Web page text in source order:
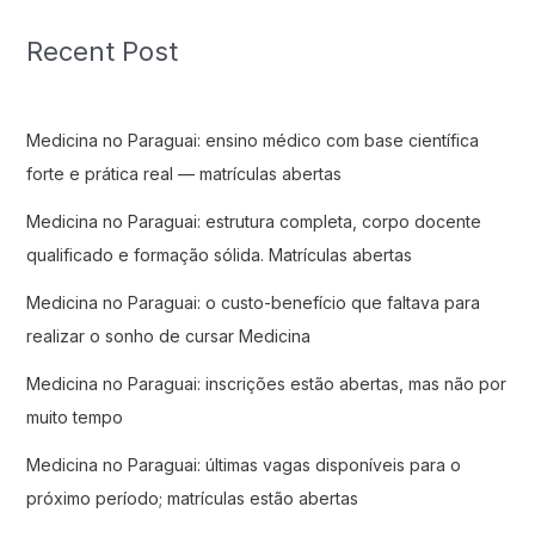
Recent Post
Medicina no Paraguai: ensino médico com base científica
forte e prática real — matrículas abertas
Medicina no Paraguai: estrutura completa, corpo docente
qualificado e formação sólida. Matrículas abertas
Medicina no Paraguai: o custo-benefício que faltava para
realizar o sonho de cursar Medicina
Medicina no Paraguai: inscrições estão abertas, mas não por
muito tempo
Medicina no Paraguai: últimas vagas disponíveis para o
próximo período; matrículas estão abertas